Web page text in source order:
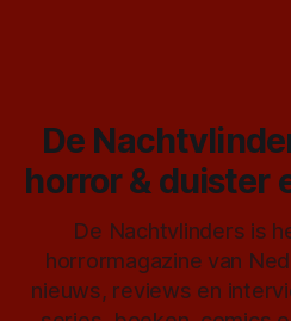
De
horror & duister
De Nachtvlinders is
horrormagazine van
nieuws, reviews en